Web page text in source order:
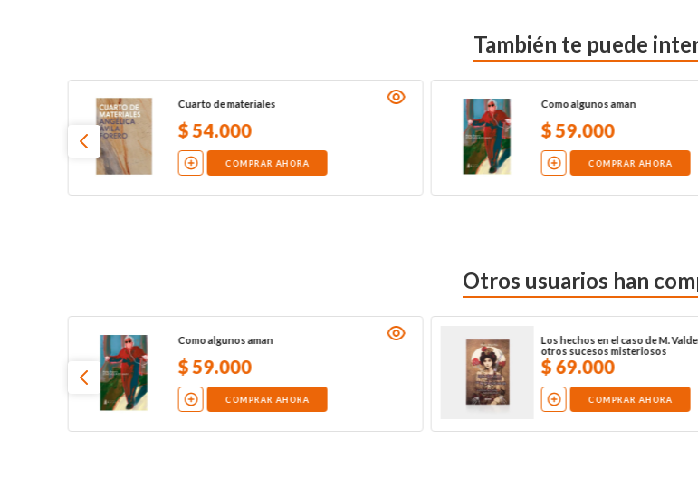
También te puede
Cuarto de materiales
$54.000
COMPRAR AHORA
Como algunos aman
$59.000
COMPRAR AHORA
Otros usuarios han
Como algunos aman
$59.000
COMPRAR AHORA
Los hechos en el caso de M.
otros sucesos misteriosos
$69.000
COMPRAR AHORA